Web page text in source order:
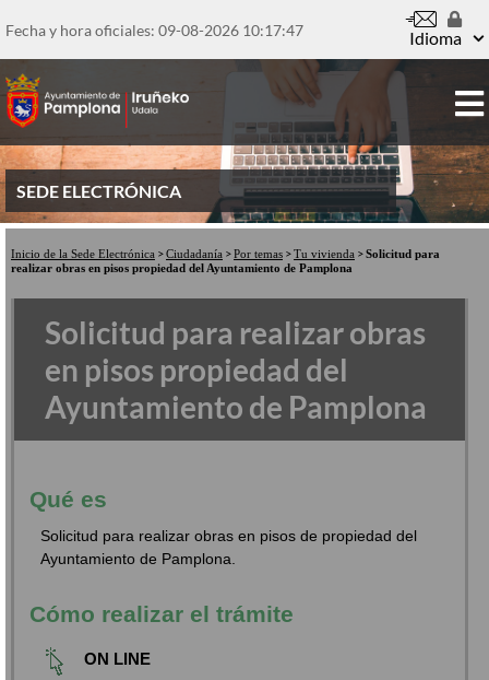
al
principal
Fecha y hora oficiales: 09-08-2026 10:17:47 Idioma
SEDE ELECTRÓNICA
Inicio de la Sede Electrónica Ciudadanía Por temas Tu vivienda
Solicitud para
realizar obras en pisos propiedad del Ayuntamiento de Pamplona
Solicitud para realizar obras
en pisos propiedad del
Ayuntamiento de Pamplona
Qué es
Solicitud para realizar obras en pisos de propiedad del
Ayuntamiento de Pamplona.
Cómo realizar el trámite
ON LINE